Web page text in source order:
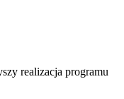
realizacja programu